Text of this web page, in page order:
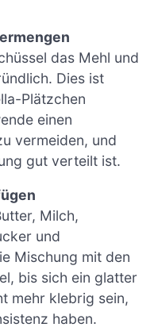
das Mehl und
Dies ist
Plätzchen
einen
vermeiden, und
gut verteilt ist.
Milch,
und
Mischung mit den
bis sich ein glatter
mehr klebrig sein,
haben.